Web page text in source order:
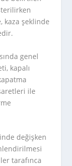
kaza şeklinde
genel
kapalı
ile
değişken
tarafınca